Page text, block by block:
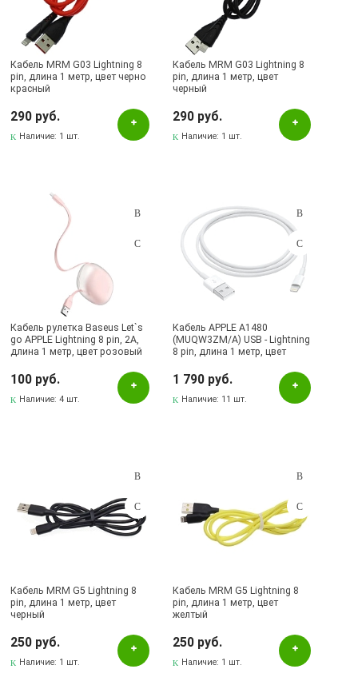
HOCO
MRM
Qayan
Remax
Наличие в магазинах
Бавлы, ул.Пионерская, 11
Бугульма, ул.Ленина, 145, ТЦ ЭССЕН
Бугульма, ул.Ленина, 2Б, ТД ТЕХНОПОЛИС
Бугульма, ул.М.Джалиля, 7, ЦУМ
Бугульма, ул.Советская, 82
Бугульма, ул.Тукая, 70
Лениногорск, ул.Гафиатуллина, 9, (ЦЕНТР)
Кабель MRM G03 Lightning 8
pin, длина 1 метр, цвет черно
красный
290 руб.
Наличие: 1 шт.
Кабель MRM G03 Lightning 8
pin, длина 1 метр, цвет
черный
290 руб.
Наличие: 1 шт.
Кабель рулетка Baseus Let`s
go APPLE Lightning 8 pin, 2A,
длина 1 метр, цвет розовый
100 руб.
Наличие:4 шт.
Кабель APPLE A1480
(MUQW3ZM/A) USB - Lightning
8 pin, длина 1 метр, цвет
1 790 руб.
Наличие: 11 шт.
Кабель MRM G5 Lightning 8
pin, длина 1 метр, цвет
черный
250 руб.
Наличие: 1 шт.
Кабель MRM G5 Lightning 8
pin, длина 1 метр, цвет
желтый
250 руб.
Наличие: 1 шт.